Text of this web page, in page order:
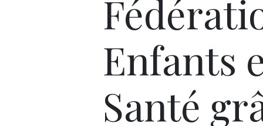
Enfants
Santé